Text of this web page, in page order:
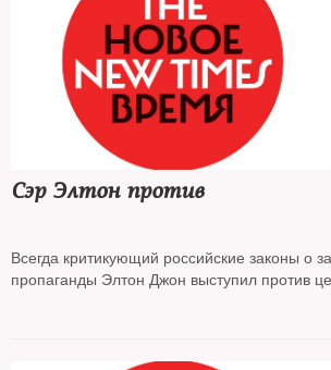
Сэр Элтон против
Всегда критикующий российские законы о
пропаганды Элтон Джон выступил против